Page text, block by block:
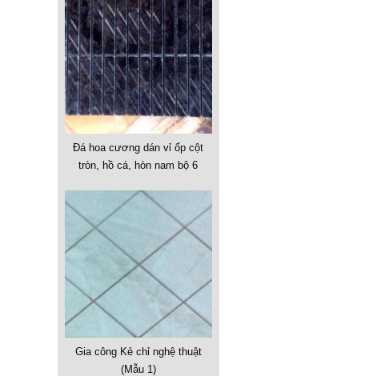
Đá hoa cương dán vỉ ốp cột
tròn, hồ cá, hòn nam bộ 6
Gia công Kẻ chỉ nghệ thuật
(Mẫu 1)